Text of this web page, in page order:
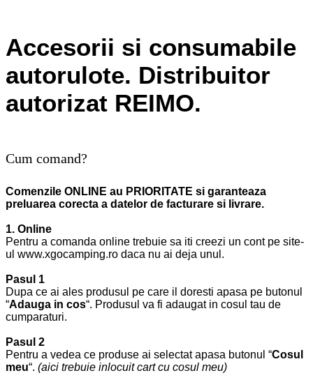
Accesorii si consumabile
autorulote. Distribuitor
autorizat REIMO.
Cum comand?
Comenzile ONLINE au PRIORITATE si garanteaza
preluarea corecta a datelor de facturare si livrare.
1. Online
Pentru a comanda online trebuie sa iti creezi un cont pe site-
ul www.xgocamping.ro daca nu ai deja unul.
Pasul 1
Dupa ce ai ales produsul pe care il doresti apasa pe butonul
“Adauga in cos“. Produsul va fi adaugat in cosul tau de
cumparaturi.
Pasul 2
Pentru a vedea ce produse ai selectat apasa butonul “Cosul
meu“. (aici trebuie inlocuit cart cu cosul meu)